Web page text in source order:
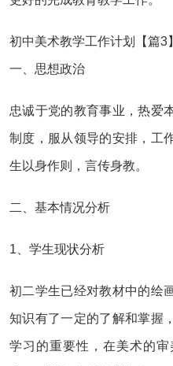
初中美术教学工作计划【篇3】
一、思想政治
忠诚于党的教育事业，热爱
制度，服从领导的安排，工
生以身作则，言传身教。
二、基本情况分析
1、学生现状分析
初二学生已经对教材中的绘
知识有了一定的了解和掌握
学习的重要性，在美术的